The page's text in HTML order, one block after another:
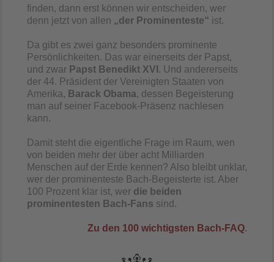
finden, dann erst können wir entscheiden, wer
denn jetzt von allen „der Prominenteste“ ist.
Da gibt es zwei ganz besonders prominente
Persönlichkeiten. Das war einerseits der Papst,
und zwar Papst Benedikt XVI. Und andererseits
der 44. Präsident der Vereinigten Staaten von
Amerika, Barack Obama, dessen Begeisterung
man auf seiner Facebook-Präsenz nachlesen
kann.
Damit steht die eigentliche Frage im Raum, wen
von beiden mehr der über acht Milliarden
Menschen auf der Erde kennen? Also bleibt unklar,
wer der prominenteste Bach-Begeisterte ist. Aber
100 Prozent klar ist, wer die beiden
prominentesten Bach-Fans sind.
Zu den 100 wichtigsten Bach-FAQ.